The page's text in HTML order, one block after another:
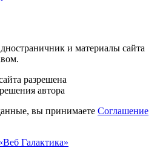
и материалы сайта
разрешена
автора
вы принимаете Соглашение
Галактика»